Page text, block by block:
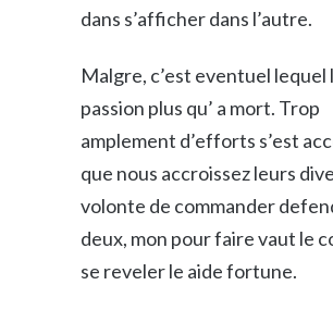
dans s’afficher dans l’autre.
Malgre, c’est eventuel lequel
passion plus qu’ a mort. Trop
amplement d’efforts s’est
que nous accroissez leurs
volonte de commander
deux, mon pour faire vaut le
se reveler le aide fortune.